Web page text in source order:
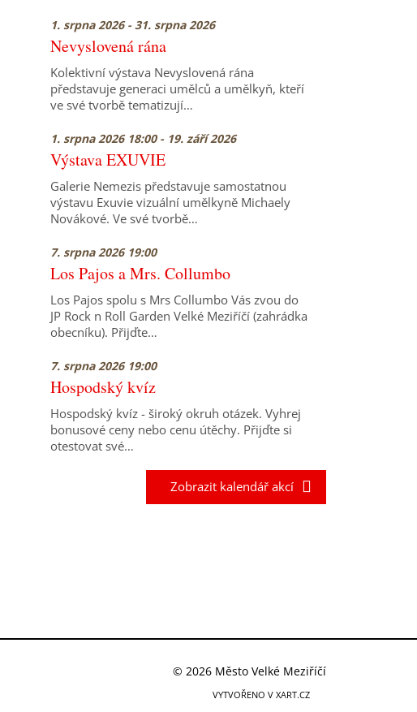
1. srpna 2026 - 31. srpna 2026
Nevyslovená rána
Kolektivní výstava Nevyslovená rána
představuje generaci umělců a umělkyň, kteří
ve své tvorbě tematizují…
1. srpna 2026 18:00 - 19. září 2026
Výstava EXUVIE
Galerie Nemezis představuje samostatnou
výstavu Exuvie vizuální umělkyně Michaely
Novákové. Ve své tvorbě…
7. srpna 2026 19:00
Los Pajos a Mrs. Collumbo
Los Pajos spolu s Mrs Collumbo Vás zvou do
JP Rock n Roll Garden Velké Meziříčí (zahrádka
obecníku). Přijďte…
7. srpna 2026 19:00
Hospodský kvíz
Hospodský kvíz - široký okruh otázek. Vyhrej
bonusové ceny nebo cenu útěchy. Přijďte si
otestovat své…
Zobrazit kalendář akcí
© 2026 Město Velké Meziříčí
VYTVOŘENO V XART.CZ